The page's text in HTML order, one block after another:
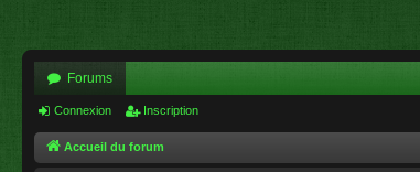
Forums
Connexion Inscription
Accueil du forum